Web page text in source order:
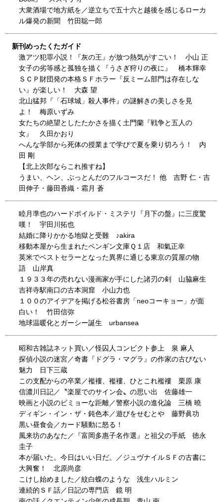
大衆酒場で地方紙を／逆立ちで五十六と越後を感じるローカ
ル爆発の新聞 竹田聡一郎
新刊めったくたガイド
激アツ犯罪小説！『灰の王』が放つ熱気がすごい！ 小山 正
女子の劣等感と孤独を描く『うさぎ狩りの夜に』 橋本輝幸
ＳＣＰ財団発の本格ＳＦホラー『反ミーム部門は存在しな
い』が楽しい！ 大森 望
北山猛邦『「石球城」殺人事件』の謎解きの美しさを見
よ！ 梅原いずみ
女たちの絶望としたたかさを描く土門蘭『戦争と五人の
女』 久田かおり
へんな学部から死体の授業まで学びで夏を乗り切ろう！ 内
田 剛
【北上次郎ならこれ推すね】
うまい、ヘン、ぶっとんだのフルコースだ！ 他 吉野 仁・吉
田伸子・藤田香織・霜月 蒼
睦月準也のハードボイルド・ミステリ『月下の盤』に三度驚
嘆！ 宇田川拓也
結婚に降りかかる地獄と受難 ♪akira
移動本屋から生まれたペンギン文庫Ｑ１店 和氣正幸
英米でベストセラーとなった異界に通じる東京の質屋の物
語 山岸真
１９３３年の売れない漫画家が手にした諸刃の剣 山脇麻生
吉祥寺駅南口の古本洞窟 小山力也
１００のアイデアを掲げる松谷書房「neoコーキョー」が面
白い！ 竹田信弥
地球温暖化とガーシー誕生 urbansea
昭和古雑誌ネット買い／怪囚人コンビクト参上 泉 麻人
探偵小説の迷宮／奇書『ドグラ・マグラ』の作家の古びない
魅力 日下三蔵
この支配からの卒業／襤褸、襤褸、ひとこれ襤褸 栗原 康
信濃川日記／〝楽屋でのサイン会〟の思い出 佐藤雄一
映画と小説のビミョーな距離／警察小説の進化論 三橋 曉
ディギン・イン・ザ・鈍色本／遊びをせむとや 藤野眞功
黒い昼食会／カード騒動に怒る！
風来坊のあなた／『富岡多惠子名作選』と祖父の手紙 徳永
圭子
本が届いた。今日はいい日だ。／ジュヴナイルＳＦの古書に
大興奮！ 北原尚彦
こけし始めました／紋白蝶のような 浅生ハルミン
連続的ＳＦ話／日記の専門店 鏡 明